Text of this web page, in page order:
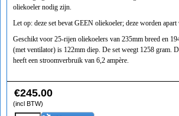
oliekoeler nodig zijn.
Let op: deze set bevat GEEN oliekoeler; deze worden apart
Geschikt voor 25-rijen oliekoelers van 235mm breed en
(met ventilator) is 122mm diep. De set weegt 1258 gram.
heeft een stroomverbruik van 6,2 ampère.
€245.00
(incl BTW)